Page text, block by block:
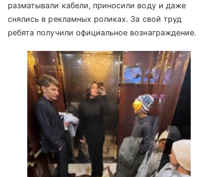
разматывали кабели, приносили воду и даже
снялись в рекламных роликах. За свой труд
ребята получили официальное вознаграждение.